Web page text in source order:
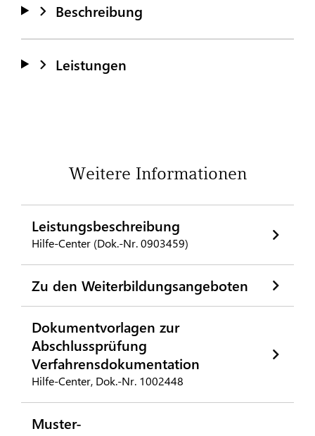
Beschreibung
Leistungen
Weitere Informationen
Leistungsbeschreibung
Hilfe-Center (Dok.-Nr. 0903459)
Zu den Weiterbildungsangeboten
Dokumentvorlagen zur
Abschlussprüfung
Verfahrensdokumentation
Hilfe-Center, Dok.-Nr. 1002448
Muster-